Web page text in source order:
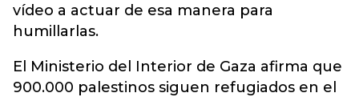
vídeo a actuar de esa manera para
humillarlas.
El Ministerio del Interior de Gaza afirma que
900.000 palestinos siguen refugiados en el